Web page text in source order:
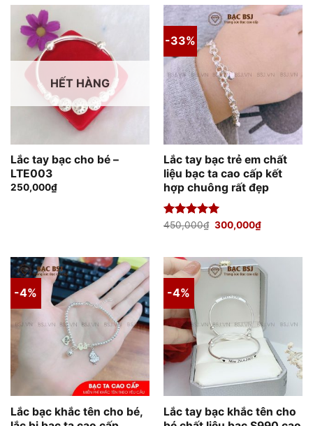
HẾT HÀNG
Lắc tay bạc cho bé –
LTE003
250,000₫
-33%
Lắc tay bạc trẻ em chất
liệu bạc ta cao cấp kết
hợp chuông rất đẹp
Được xếp
450,000₫ Giá
300,000₫Giá
hiện
300,000₫.
-4%
Lắc bạc khắc tên cho bé,
-4%
Lắc tay bạc khắc tên cho